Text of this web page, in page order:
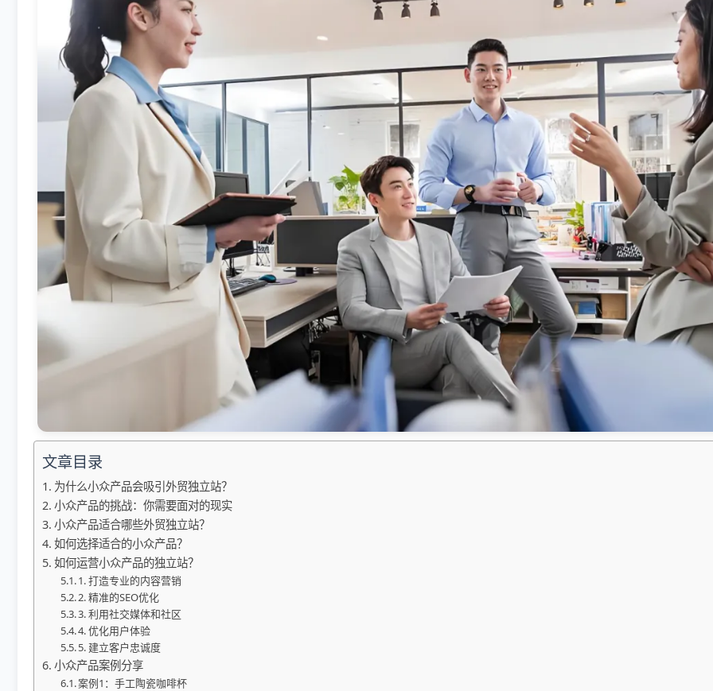
文章目录
为什么小众产品会吸引外贸独立站？
小众产品的挑战：你需要面对的现实
小众产品适合哪些外贸独立站？
如何选择适合的小众产品？
如何运营小众产品的独立站？
1. 打造专业的内容营销
2. 精准的SEO优化
3. 利用社交媒体和社区
4. 优化用户体验
5. 建立客户忠诚度
小众产品案例分享
案例1：手工陶瓷咖啡杯